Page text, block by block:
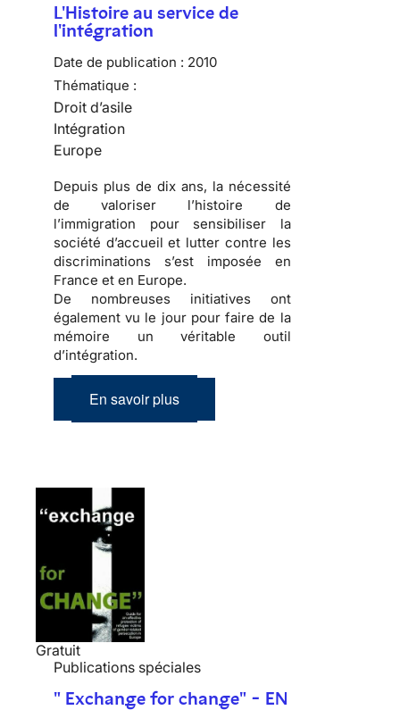
L'Histoire au service de
l'intégration
Date de publication : 2010
Thématique :
Droit d’asile
Intégration
Europe
Depuis plus de dix ans, la nécessité
de valoriser l’histoire de
l’immigration pour sensibiliser la
société d’accueil et lutter contre les
discriminations s’est imposée en
France et en Europe.
De nombreuses initiatives ont
également vu le jour pour faire de la
mémoire un véritable outil
d’intégration.
En savoir plus
Gratuit
Publications spéciales
" Exchange for change" - EN